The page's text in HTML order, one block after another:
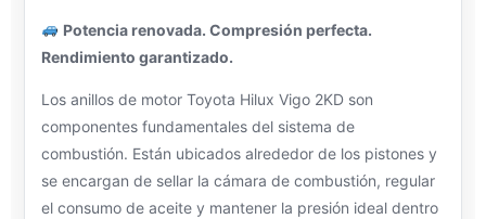
Potencia renovada. Compresión perfecta.
Rendimiento garantizado.
Los anillos de motor Toyota Hilux Vigo 2KD son
componentes fundamentales del sistema de
combustión. Están ubicados alrededor de los pistones y
se encargan de sellar la cámara de combustión, regular
el consumo de aceite y mantener la presión ideal dentro